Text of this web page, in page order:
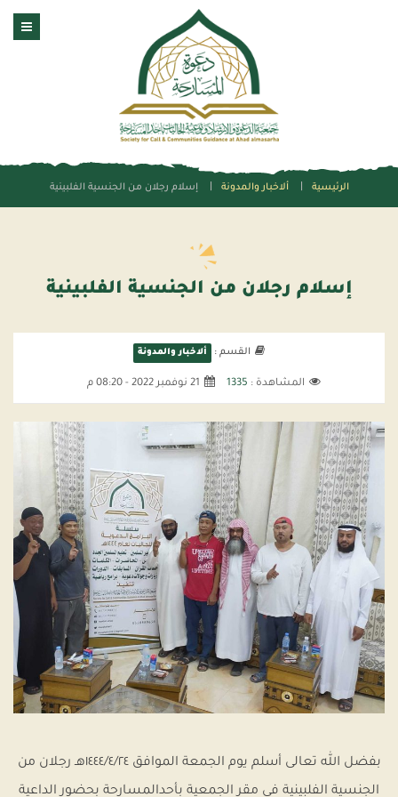
الرئيسية ألاخبار والمدونة إسلام رجلان من الجنسية الفلبينية
إسلام رجلان من الجنسية الفلبينية
القسم : ألاخبار والمدونة
المشاهدة : 1335 21 نوفمبر 2022 - 08:20 م
بفضل الله تعالى أسلم يوم الجمعة الموافق ١٤٤٤/٤/٢٤هـ رجلان من
الجنسية الفلبينية في مقر الجمعية بأحدالمسارحة بحضور الداعية